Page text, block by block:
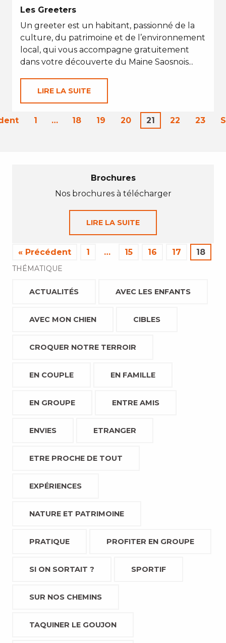
Les Greeters
Un greeter est un habitant, passionné de la
culture, du patrimoine et de l’environnement
local, qui vous accompagne gratuitement
dans votre découverte du Maine Saosnois...
LIRE LA SUITE
1 … 18 19 20 21 22 23
Brochures
Nos brochures à télécharger
LIRE LA SUITE
« Précédent 1 … 15 16 17 18
THÉMATIQUE
ACTUALITÉS AVEC LES ENFANTS
AVEC MON CHIEN CIBLES
CROQUER NOTRE TERROIR
EN COUPLE EN FAMILLE
EN GROUPE ENTRE AMIS
ENVIES ETRANGER
ETRE PROCHE DE TOUT
EXPÉRIENCES
NATURE ET PATRIMOINE
PRATIQUE PROFITER EN GROUPE
SI ON SORTAIT ? SPORTIF
SUR NOS CHEMINS
TAQUINER LE GOUJON